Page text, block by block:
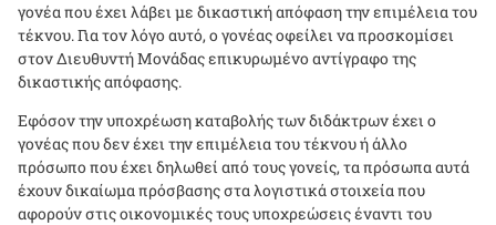
γονέα που έχει λάβει με δικαστική απόφαση την επιμέλεια του
τέκνου. Για τον λόγο αυτό, ο γονέας οφείλει να προσκομίσει
στον Διευθυντή Μονάδας επικυρωμένο αντίγραφο της
δικαστικής απόφασης.
Εφόσον την υποχρέωση καταβολής των διδάκτρων έχει ο
γονέας που δεν έχει την επιμέλεια του τέκνου ή άλλο
πρόσωπο που έχει δηλωθεί από τους γονείς, τα πρόσωπα αυτά
έχουν δικαίωμα πρόσβασης στα λογιστικά στοιχεία που
αφορούν στις οικονομικές τους υποχρεώσεις έναντι του